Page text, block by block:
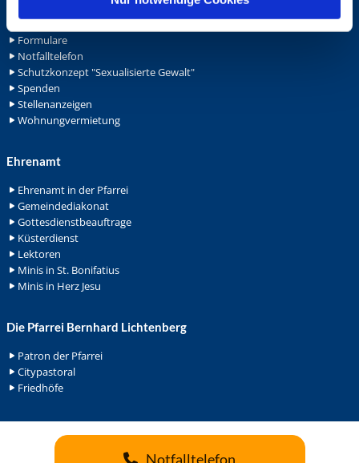
Archiv
Formulare
Notfalltelefon
Schutzkonzept "Sexualisierte Gewalt"
Spenden
Stellenanzeigen
Wohnungvermietung
Ehrenamt
Ehrenamt in der Pfarrei
Gemeindediakonat
Gottesdienstbeauftrage
Küsterdienst
Lektoren
Minis in St. Bonifatius
Minis in Herz Jesu
Die Pfarrei Bernhard Lichtenberg
Patron der Pfarrei
Citypastoral
Friedhöfe
Notfalltelefon